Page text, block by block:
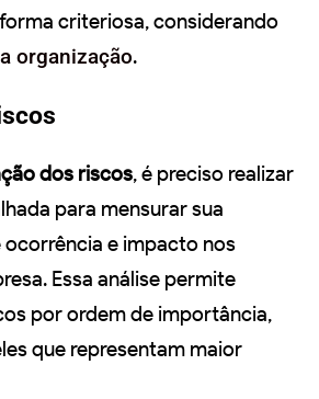
criteriosa, considerando
organização.
dos riscos, é preciso realizar
para mensurar sua
e impacto nos
Essa análise permite
por ordem de importância,
que representam maior